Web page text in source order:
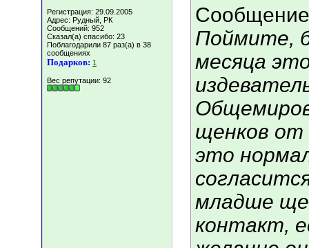
Регистрация: 29.09.2005
Адрес: Рудный, РК
Сообщений: 952
Сказал(а) спасибо: 23
Поблагодарили 87 раз(а) в 38
сообщениях
Подарков: 1
Вес репутации: 92
Поймите,
месяца
щенков от
это
младше
контакт,